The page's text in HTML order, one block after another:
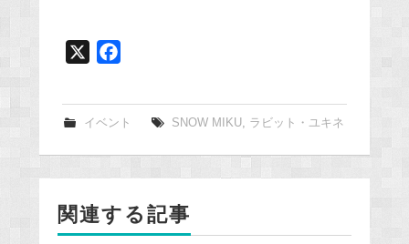
e
k
イベント SNOW MIKU, ラビット・ユキネ
関連する記事